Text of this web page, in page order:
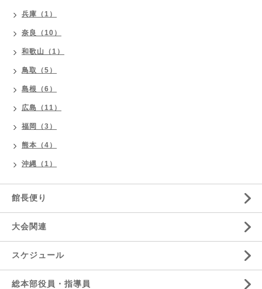
兵庫（1）
奈良（10）
和歌山（1）
鳥取（5）
島根（6）
広島（11）
福岡（3）
熊本（4）
沖縄（1）
館長便り
大会関連
スケジュール
総本部役員・指導員